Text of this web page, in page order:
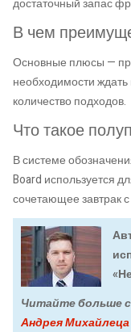
достаточный запас
В чем
Основные плюсы —
необходимости
количество подходов.
Что такое
В системе
Board используется
сочетающее завтрак
Читайте больше
Андрея Михайлеца